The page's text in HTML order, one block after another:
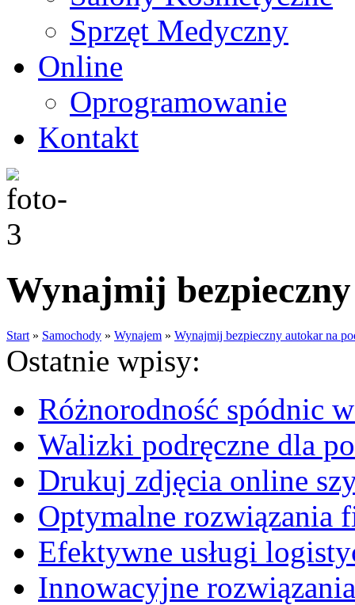
Sprzęt Medyczny
Online
Oprogramowanie
Kontakt
Wynajmij
Start » Samochody » Wynajem » Wynajmij bezpieczny autokar na
Ostatnie wpisy:
Różnorodność spódnic
Walizki podręczne dla
Drukuj zdjęcia online
Optymalne rozwiązania
Efektywne usługi
Innowacyjne